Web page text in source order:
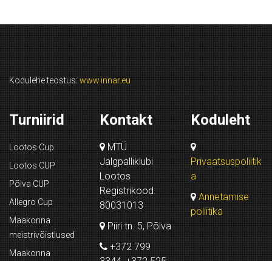
Kodulehe teostus: www.innar.eu
Turniirid
Lootos Cup
Lootos CUP
Põlva CUP
Allegro Cup
Maakonna
meistrivõistlused
Maakonna
Kontakt
MTÜ
Jalgpalliklubi
Lootos
Registrikood:
80031013
Piiri tn. 5, Põlva
+372 799
Koduleht
Privaatsuspoliitik
a
Annetamise
poliitika